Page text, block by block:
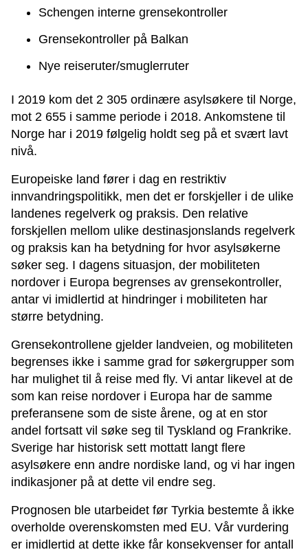
Schengen interne grensekontroller
Grensekontroller på Balkan
Nye reiseruter/smuglerruter
I 2019 kom det 2 305 ordinære asylsøkere til Norge,
mot 2 655 i samme periode i 2018. Ankomstene til
Norge har i 2019 følgelig holdt seg på et svært lavt
nivå.
Europeiske land fører i dag en restriktiv
innvandringspolitikk, men det er forskjeller i de ulike
landenes regelverk og praksis. Den relative
forskjellen mellom ulike destinasjonslands regelverk
og praksis kan ha betydning for hvor asylsøkerne
søker seg. I dagens situasjon, der mobiliteten
nordover i Europa begrenses av grensekontroller,
antar vi imidlertid at hindringer i mobiliteten har
større betydning.
Grensekontrollene gjelder landveien, og mobiliteten
begrenses ikke i samme grad for søkergrupper som
har mulighet til å reise med fly. Vi antar likevel at de
som kan reise nordover i Europa har de samme
preferansene som de siste årene, og at en stor
andel fortsatt vil søke seg til Tyskland og Frankrike.
Sverige har historisk sett mottatt langt flere
asylsøkere enn andre nordiske land, og vi har ingen
indikasjoner på at dette vil endre seg.
Prognosen ble utarbeidet før Tyrkia bestemte å ikke
overholde overenskomsten med EU. Vår vurdering
er imidlertid at dette ikke får konsekvenser for antall